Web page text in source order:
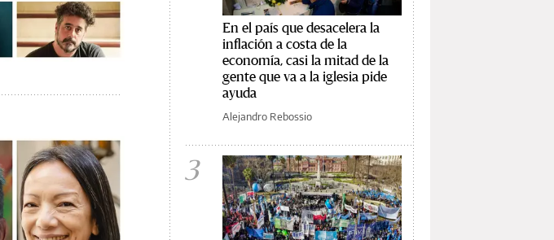
En el país que desacelera la
inflación a costa de la
economía, casi la mitad de la
gente que va a la iglesia pide
ayuda
Alejandro Rebossio
3